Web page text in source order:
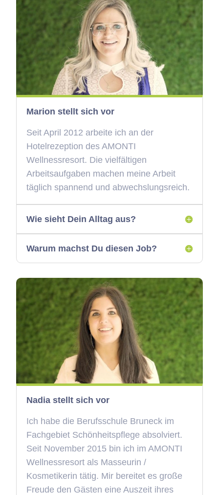
Marion stellt sich vor
Seit April 2012 arbeite ich an der
Hotelrezeption des AMONTI
Wellnessresort. Die vielfältigen
Arbeitsaufgaben machen meine Arbeit
täglich spannend und abwechslungsreich.
Wie sieht Dein Alltag aus?
Warum machst Du diesen Job?
Nadia stellt sich vor
Ich habe die Berufsschule Bruneck im
Fachgebiet Schönheitspflege absolviert.
Seit November 2015 bin ich im AMONTI
Wellnessresort als Masseurin /
Kosmetikerin tätig. Mir bereitet es große
Freude den Gästen eine Auszeit ihres